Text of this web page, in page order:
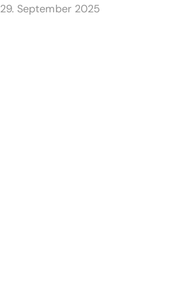
29. September 2025